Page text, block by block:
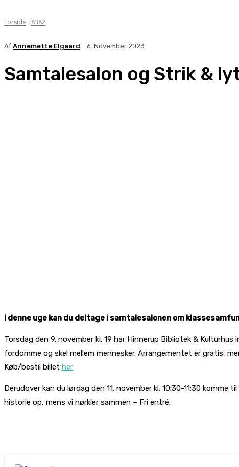
Forside 8382
Af Annemette Elgaard 6. November 2023
Samtalesalon og Strik &
I denne uge kan du deltage i samtalesalonen om
Torsdag den 9. november kl. 19 har Hinnerup Bibliotek &
fordomme og skel mellem mennesker. Arrangementet er gratis,
Køb/bestil billet her
Derudover kan du lørdag den 11. november kl. 10:30-11:30
historie op, mens vi nørkler sammen – Fri entré.